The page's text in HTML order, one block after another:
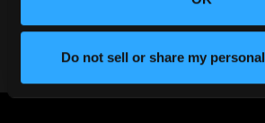
Do not sell or share my